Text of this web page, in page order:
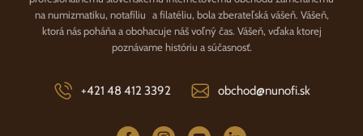
na numizmatiku, notafíliu a filatéliu, bola zberateľská vášeň. Vášeň,
ktorá nás poháňa a obohacuje náš voľný čas. Vášeň, vďaka ktorej
poznávame históriu a súčasnosť.
+421 48 412 3392 obchod@nunofi.sk